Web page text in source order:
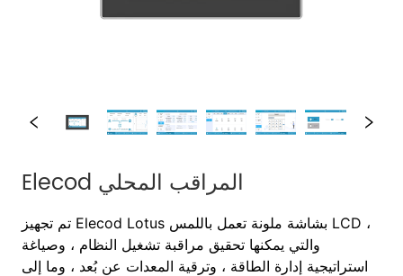
Elecod المراقب المحلي